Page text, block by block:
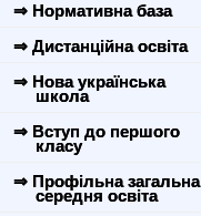
⇒ Нормативна база
⇒ Дистанційна освіта
⇒ Нова українська
школа
⇒ Вступ до першого
класу
⇒ Профільна загальна
середня освіта